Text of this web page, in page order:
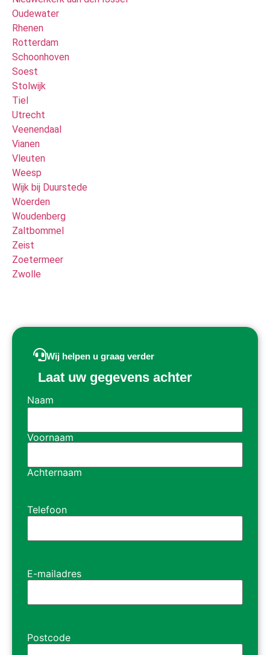
Oudewater
Rhenen
Rotterdam
Schoonhoven
Soest
Stolwijk
Tiel
Utrecht
Veenendaal
Vianen
Vleuten
Weesp
Wijk bij Duurstede
Woerden
Woudenberg
Zaltbommel
Zeist
Zoetermeer
Zwolle
Wij helpen u graag verder
Laat uw gegevens achter
Naam
Voornaam
Achternaam
Telefoon
E-mailadres
Postcode